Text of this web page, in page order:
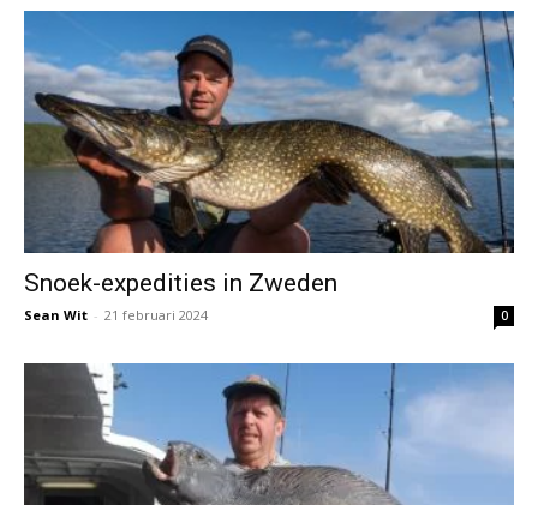
Snoek-expedities in Zweden
Sean Wit - 21 februari 2024 0